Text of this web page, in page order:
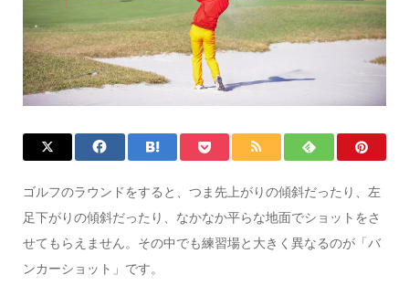
ゴルフのラウンドをすると、つま先上がりの傾斜だったり、左
足下がりの傾斜だったり、なかなか平らな地面でショットをさ
せてもらえません。その中でも練習場と大きく異なるのが「バ
ンカーショット」です。